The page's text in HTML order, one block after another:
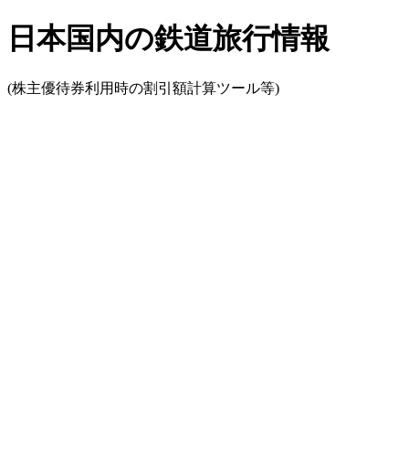
日本国内の鉄道旅行情報
(株主優待券利用時の割引額計算ツール等)